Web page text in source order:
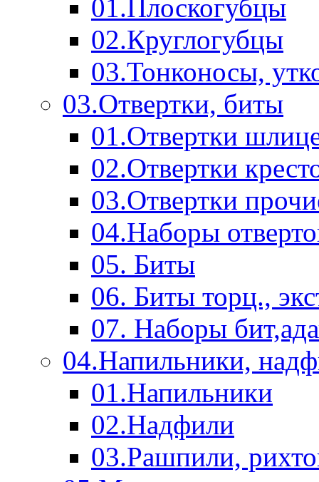
01.Плоскогубцы
02.Круглогубцы
03.Тонконосы,
03.Отвертки, биты
01.Отвертки
02.Отвертки
03.Отвертки
04.Наборы
05. Биты
06. Биты торц.,
07. Наборы
04.Напильники,
01.Напильники
02.Надфили
03.Рашпили,